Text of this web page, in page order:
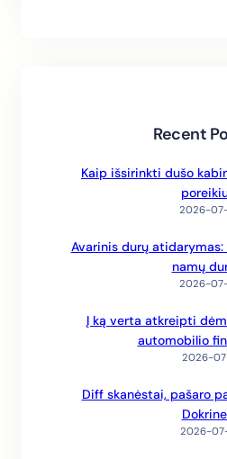
Recent
Kaip išsirinkti dušo
2026-
Avarinis durų
namų
2026-
Į ką verta atkreipti
automobilio
2026-
Diff skanėstai, pašaro
2026-